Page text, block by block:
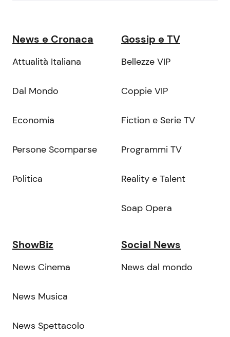
News e Cronaca
Attualità Italiana
Dal Mondo
Economia
Persone Scomparse
Politica
Gossip e TV
Bellezze VIP
Coppie VIP
Fiction e Serie TV
Programmi TV
Reality e Talent
Soap Opera
ShowBiz
News Cinema
News Musica
News Spettacolo
Social News
News dal mondo